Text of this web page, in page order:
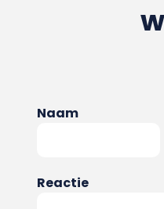
Naam
Reactie